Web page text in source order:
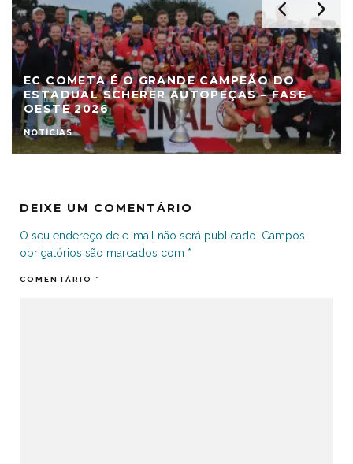
EC COMETA É O GRANDE CAMPEÃO DO
ESTADUAL SCHERER AUTOPEÇAS – FASE
OESTE 2026
NOTÍCIAS
DEIXE UM COMENTÁRIO
O seu endereço de e-mail não será publicado. Campos
obrigatórios são marcados com *
COMENTÁRIO *